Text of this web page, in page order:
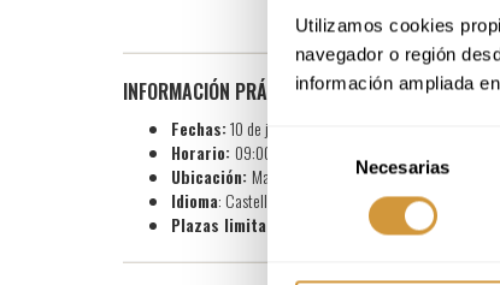
Utilizamos cookies
navegador o región
información ampliada
Selección
consentimiento
Necesarias
INFORMACIÓN PRÁCTICA
Fechas:10 de julio de 2025, lunes
Horario: 09:00 a 14:30h (cest)
Ubicación: Mas Rabell, Sant Martí Sarroca (Barcelona)
Idioma: Castellano
Plazas limitadas